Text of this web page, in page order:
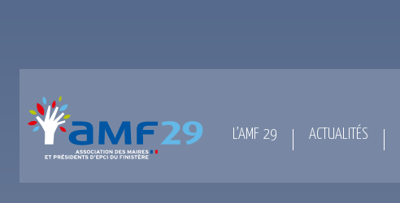
L’AMF 29 ACTUALITÉS